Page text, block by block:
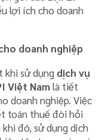
lợi ích cho doanh
doanh nghiệp
sử dụng dịch vụ
Việt Namlà tiết
doanh nghiệp. Việc
toán thuế đòi hỏi
đó, sử dụng dịch